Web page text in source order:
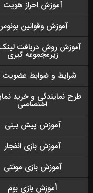
آموزش احراز هویت
آموزش وقوانين
آموزش روش دریافت لينک
زيرمجموعه گيرى
شرایط و ضوابط عضویت VIP
طرح نمايندگى و خريد
اختصاصى
آموزش پيش بينی
آموزش بازی انفجار
آموزش بازی مونتی
أموزش بازی بوم